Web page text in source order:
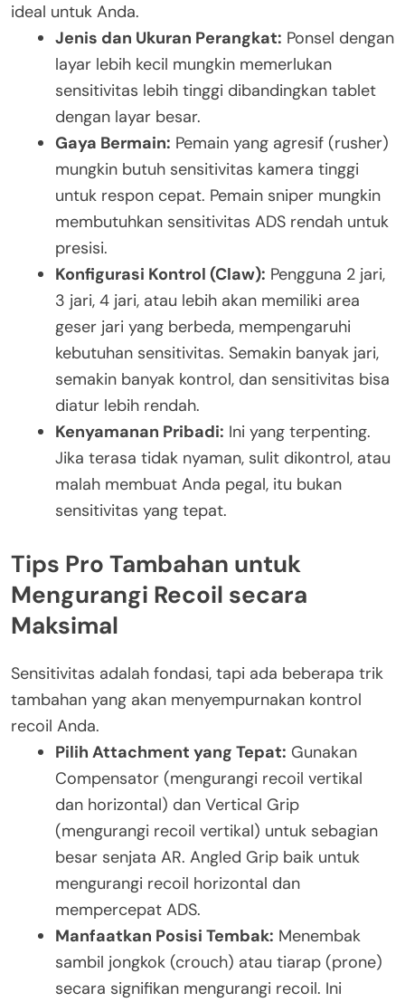
ideal untuk Anda.
Jenis dan Ukuran Perangkat: Ponsel dengan
layar lebih kecil mungkin memerlukan
sensitivitas lebih tinggi dibandingkan tablet
dengan layar besar.
Gaya Bermain: Pemain yang agresif (rusher)
mungkin butuh sensitivitas kamera tinggi
untuk respon cepat. Pemain sniper mungkin
membutuhkan sensitivitas ADS rendah untuk
presisi.
Konfigurasi Kontrol (Claw): Pengguna 2 jari,
3 jari, 4 jari, atau lebih akan memiliki area
geser jari yang berbeda, mempengaruhi
kebutuhan sensitivitas. Semakin banyak jari,
semakin banyak kontrol, dan sensitivitas bisa
diatur lebih rendah.
Kenyamanan Pribadi: Ini yang terpenting.
Jika terasa tidak nyaman, sulit dikontrol, atau
malah membuat Anda pegal, itu bukan
sensitivitas yang tepat.
Tips Pro Tambahan untuk
Mengurangi Recoil secara
Maksimal
Sensitivitas adalah fondasi, tapi ada beberapa trik
tambahan yang akan menyempurnakan kontrol
recoil Anda.
Pilih Attachment yang Tepat: Gunakan
Compensator (mengurangi recoil vertikal
dan horizontal) dan Vertical Grip
(mengurangi recoil vertikal) untuk sebagian
besar senjata AR. Angled Grip baik untuk
mengurangi recoil horizontal dan
mempercepat ADS.
Manfaatkan Posisi Tembak: Menembak
sambil jongkok (crouch) atau tiarap (prone)
secara signifikan mengurangi recoil. Ini